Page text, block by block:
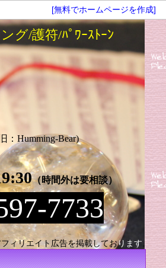
[無料でホームページを作成]
/護符/ﾊﾟﾜｰｽﾄｰﾝ
旧：Humming-Bear)
（時間外は要相談）
7733
フィリエイト広告を掲載しております。